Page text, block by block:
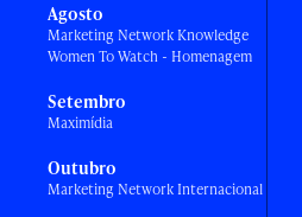
Agosto
Marketing Network Knowledge
Women To Watch - Homenagem
Setembro
Maximídia
Outubro
Marketing Network Internacional